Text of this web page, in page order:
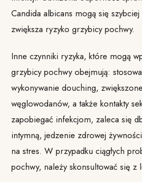
Candida albicans mogą się
zwiększa ryzyko grzybicy pochwy.
Inne czynniki ryzyka, które mogą
grzybicy pochwy obejmują:
wykonywanie douching,
węglowodanów, a także kontakty
zapobiegać infekcjom, zaleca się
intymną, jedzenie zdrowej
na stres. W przypadku ciągłych
pochwy, należy skonsultować się z